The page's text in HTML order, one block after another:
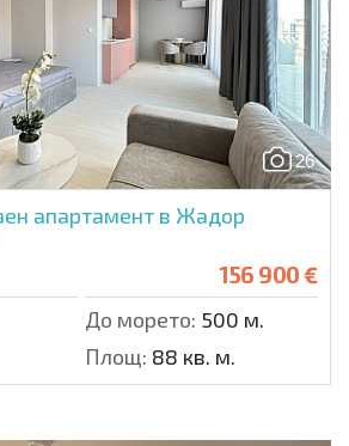
26
апартамент в Жадор
156 900 €
До морето: 500 м.
Площ: 88 кв. м.